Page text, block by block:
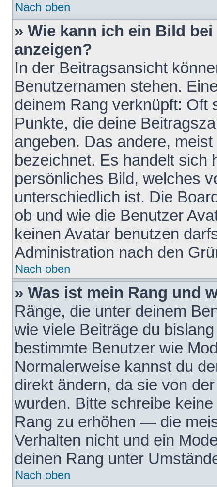
Nach oben
» Wie kann ich ein Bild
anzeigen?
In der Beitragsansicht
Benutzernamen stehen.
deinem Rang verknüpft: Oft
Punkte, die deine
angeben. Das andere,
bezeichnet. Es handelt sich
persönliches Bild, welches
unterschiedlich ist. Die
ob und wie die Benutzer
keinen Avatar benutzen
Administration nach den
Nach oben
» Was ist mein Rang und
Ränge, die unter deinem
wie viele Beiträge du
bestimmte Benutzer wie
Normalerweise kannst du
direkt ändern, da sie von
wurden. Bitte schreibe
Rang zu erhöhen — die
Verhalten nicht und ein
deinen Rang unter
Nach oben